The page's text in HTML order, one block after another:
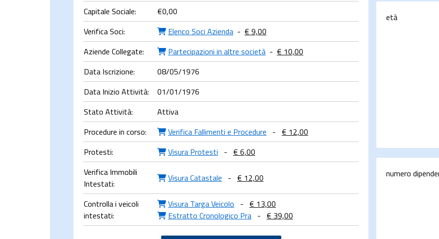
Capitale Sociale:
€0,00
Verifica Soci:
Elenco Soci Azienda - € 9,00
Aziende Collegate:
Partecipazioni in altre società - € 10,00
Data Iscrizione:
08/05/1976
Data Inizio Attività:
01/01/1976
Stato Attività:
Attiva
Procedure in corso:
Verifica Fallimenti e Procedure - € 12,00
Protesti:
Visura Protesti - € 6,00
Verifica Immobili
Intestati:
Visura Catastale - € 12,00
Controlla i veicoli
intestati:
Visura Targa Veicolo - € 13,00
Estratto Cronologico Pra - € 39,00
età
numero